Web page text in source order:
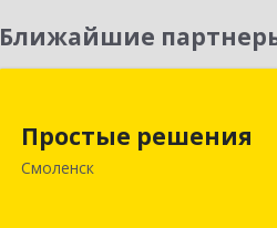
Ближайшие
Простые решения
Смоленск
214015, Смоленская обл,
Большая Краснофлотская